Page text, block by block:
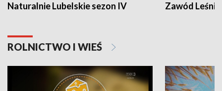
Naturalnie Lubelskie sezon IV Zawód Leśnik
ROLNICTWO I WIEŚ